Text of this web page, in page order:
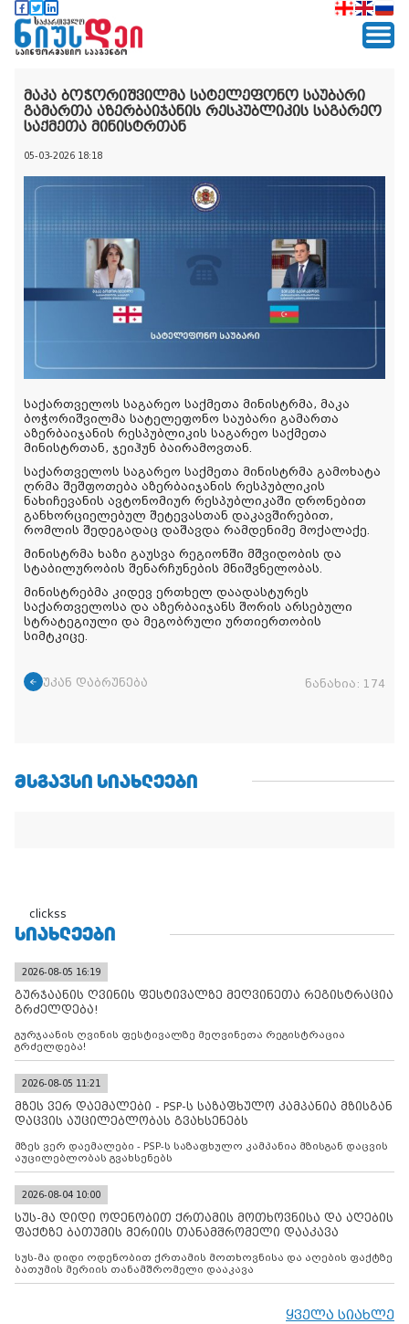
მაკა ბოჭორიშვილმა სატელეფონო საუბარი
გამართა აზერბაიჯანის რესპუბლიკის საგარეო
საქმეთა მინისტრთან
05-03-2026 18:18
საქართველოს საგარეო საქმეთა მინისტრმა, მაკა
ბოჭორიშვილმა სატელეფონო საუბარი გამართა
აზერბაიჯანის რესპუბლიკის საგარეო საქმეთა
მინისტრთან, ჯეიჰუნ ბაირამოვთან.
საქართველოს საგარეო საქმეთა მინისტრმა გამოხატა
ღრმა შეშფოთება აზერბაიჯანის რესპუბლიკის
ნახიჩევანის ავტონომიურ რესპუბლიკაში დრონებით
განხორციელებულ შეტევასთან დაკავშირებით,
რომლის შედეგადაც დაშავდა რამდენიმე მოქალაქე.
მინისტრმა ხაზი გაუსვა რეგიონში მშვიდობის და
სტაბილურობის შენარჩუნების მნიშვნელობას.
მინისტრებმა კიდევ ერთხელ დაადასტურეს
საქართველოსა და აზერბაიჯანს შორის არსებული
სტრატეგიული და მეგობრული ურთიერთობის
სიმტკიცე.
უკან დაბრუნება ნანახია: 174
ᲛᲡᲒᲐᲕᲡᲘ ᲡᲘᲐᲮᲚᲔᲔᲑᲘ
clickss
ᲡᲘᲐᲮᲚᲔᲔᲑᲘ
2026-08-05 16:19
გურჯაანის ღვინის ფესტივალზე მეღვინეთა რეგისტრაცია
გრძელდება!
გურჯაანის ღვინის ფესტივალზე მეღვინეთა რეგისტრაცია
გრძელდება!
2026-08-05 11:21
მზეს ვერ დაემალები - PSP-ს საზაფხულო კამპანია მზისგან
დაცვის აუცილებლობას გვახსენებს
მზეს ვერ დაემალები - PSP-ს საზაფხულო კამპანია მზისგან დაცვის
აუცილებლობას გვახსენებს
2026-08-04 10:00
სუს-მა დიდი ოდენობით ქრთამის მოთხოვნისა და აღების
ფაქტზე ბათუმის მერიის თანამშრომელი დააკავა
სუს-მა დიდი ოდენობით ქრთამის მოთხოვნისა და აღების ფაქტზე
ბათუმის მერიის თანამშრომელი დააკავა
ყველა სიახლე